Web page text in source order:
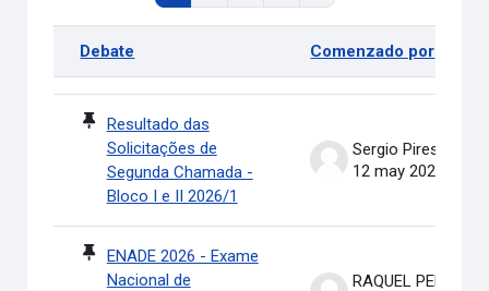
Estado
Debate Comenzado por
Resultado das
Solicitações de
Segunda Chamada -
Bloco I e II 2026/1
12 may 2026
ENADE 2026 - Exame
Nacional de